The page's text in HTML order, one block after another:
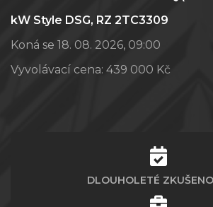
kW Style DSG, RZ 2TC3309
Koná se 18. 08. 2026, 09:00
Vyvolávací cena: 439 000 Kč
DLOUHOLETÉ